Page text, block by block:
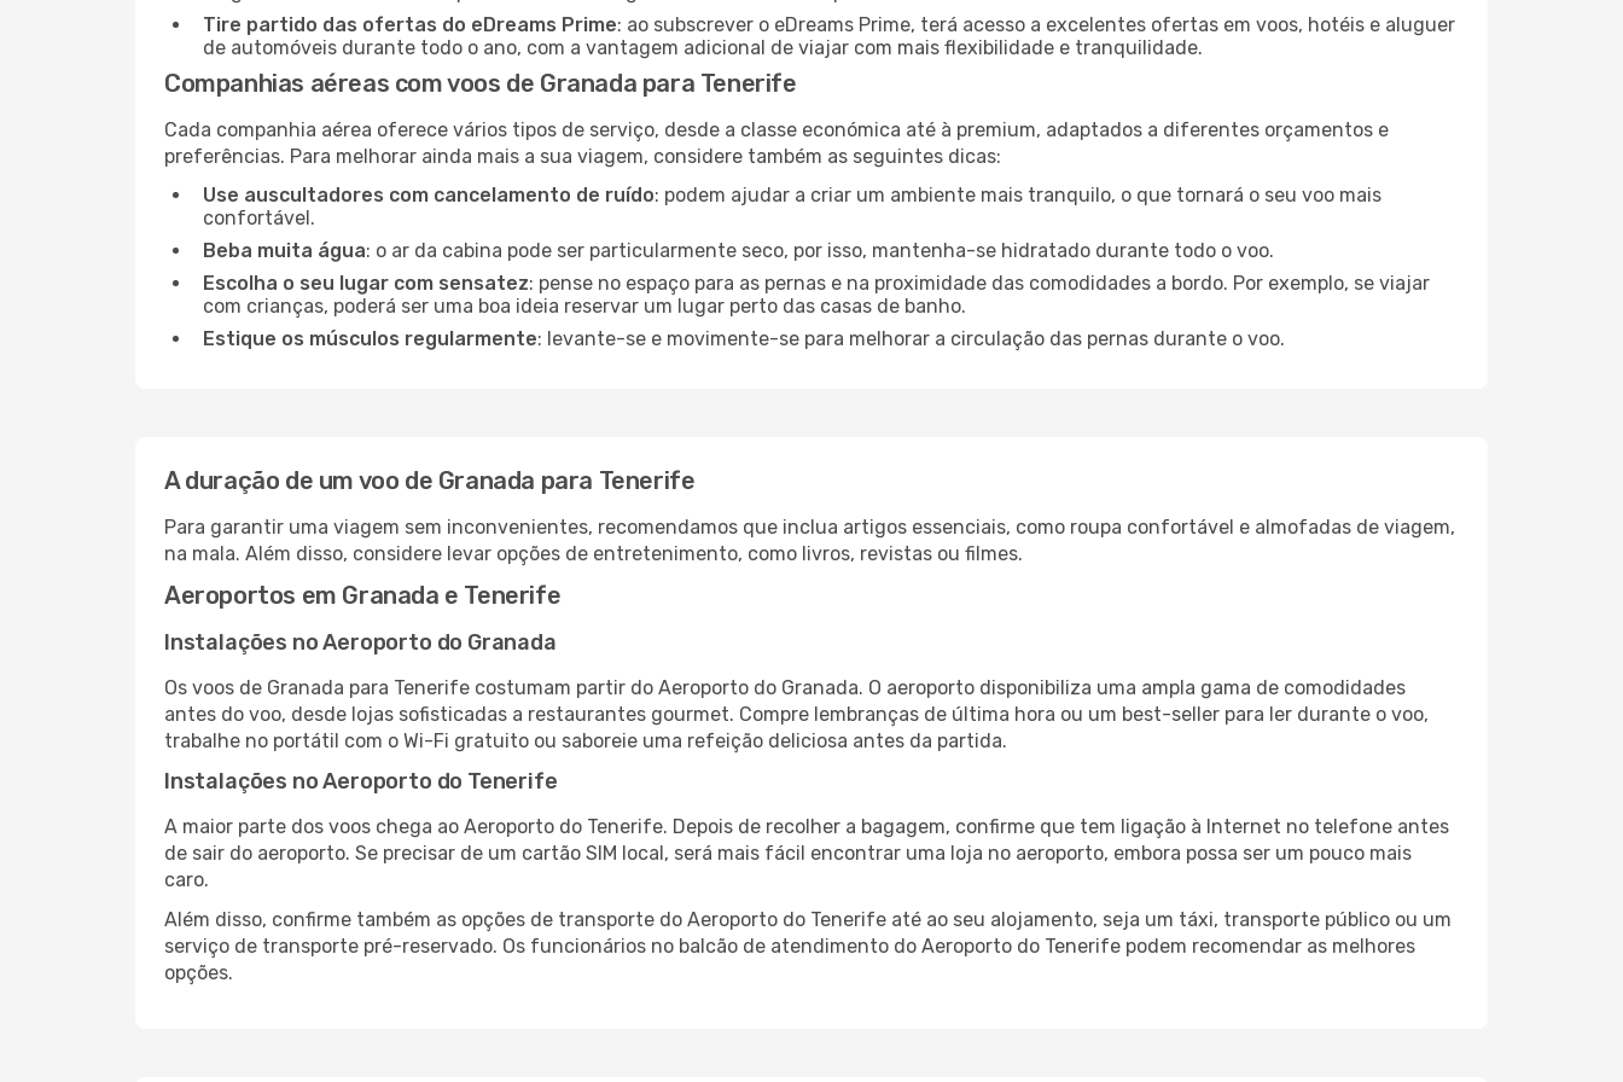
Tire partido das ofertas do eDreams Prime: ao subscrever o eDreams Prime, terá acesso a excelentes ofertas em voos, hotéis e aluguer
de automóveis durante todo o ano, com a vantagem adicional de viajar com mais flexibilidade e tranquilidade.
Companhias aéreas com voos de Granada para Tenerife
Cada companhia aérea oferece vários tipos de serviço, desde a classe económica até à premium, adaptados a diferentes orçamentos e
preferências. Para melhorar ainda mais a sua viagem, considere também as seguintes dicas:
Use auscultadores com cancelamento de ruído: podem ajudar a criar um ambiente mais tranquilo, o que tornará o seu voo mais
confortável.
Beba muita água: o ar da cabina pode ser particularmente seco, por isso, mantenha-se hidratado durante todo o voo.
Escolha o seu lugar com sensatez: pense no espaço para as pernas e na proximidade das comodidades a bordo. Por exemplo, se viajar
com crianças, poderá ser uma boa ideia reservar um lugar perto das casas de banho.
Estique os músculos regularmente: levante-se e movimente-se para melhorar a circulação das pernas durante o voo.
A duração de um voo de Granada para Tenerife
Para garantir uma viagem sem inconvenientes, recomendamos que inclua artigos essenciais, como roupa confortável e almofadas de viagem,
na mala. Além disso, considere levar opções de entretenimento, como livros, revistas ou filmes.
Aeroportos em Granada e Tenerife
Instalações no Aeroporto do Granada
Os voos de Granada para Tenerife costumam partir do Aeroporto do Granada. O aeroporto disponibiliza uma ampla gama de comodidades
antes do voo, desde lojas sofisticadas a restaurantes gourmet. Compre lembranças de última hora ou um best-seller para ler durante o voo,
trabalhe no portátil com o Wi-Fi gratuito ou saboreie uma refeição deliciosa antes da partida.
Instalações no Aeroporto do Tenerife
A maior parte dos voos chega ao Aeroporto do Tenerife. Depois de recolher a bagagem, confirme que tem ligação à Internet no telefone antes
de sair do aeroporto. Se precisar de um cartão SIM local, será mais fácil encontrar uma loja no aeroporto, embora possa ser um pouco mais
caro.
Além disso, confirme também as opções de transporte do Aeroporto do Tenerife até ao seu alojamento, seja um táxi, transporte público ou um
serviço de transporte pré-reservado. Os funcionários no balcão de atendimento do Aeroporto do Tenerife podem recomendar as melhores
opções.